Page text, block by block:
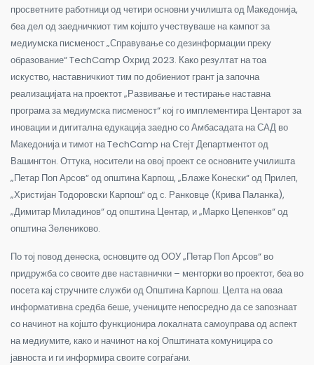
просветните работници од четири основни училишта од Македонија,
беа дел од заедничкиот тим којшто учествуваше на кампот за
медиумска писменост „Справување со дезинформации преку
образование“ TechCamp Охрид 2023. Како резултат на тоа
искуство, наставничкиот тим по добиениот грант ја започна
реализацијата на проектот „Развивање и тестирање наставна
програма за медиумска писменост“ кој го имплементира Центарот за
иновации и дигитална едукација заедно со Амбасадата на САД во
Македонија и тимот на TechCamp на Стејт Департментот од
Вашингтон. Оттука, носители на овој проект се основните училишта
„Петар Поп Арсов“ од општина Карпош, „Блаже Конески“ од Прилеп,
„Христијан Тодоровски Карпош“ од с. Ранковце (Крива Паланка),
„Димитар Миладинов“ од општина Центар, и „Марко Цепенков“ од
општина Зелениково.
По тој повод денеска, основците од ООУ „Петар Поп Арсов“ во
придружба со своите две наставнички – менторки во проектот, беа во
посета кај стручните служби од Општина Карпош. Целта на оваа
информативна средба беше, учениците непосредно да се запознаат
со начинот на којшто функционира локалната самоуправа од аспект
на медиумите, како и начинот на кој Општината комуницира со
јавноста и ги информира своите сограѓани.